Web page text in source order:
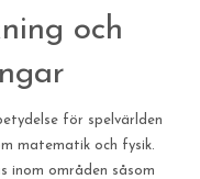
och
för spelvärlden
matematik och fysik.
inom områden såsom